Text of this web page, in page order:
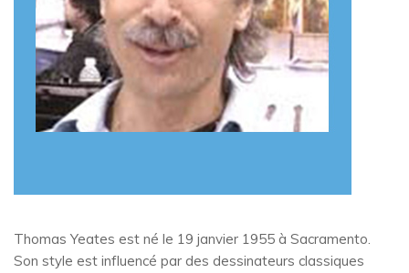
Thomas Yeates est né le 19 janvier 1955 à Sacramento.
Son style est influencé par des dessinateurs classiques